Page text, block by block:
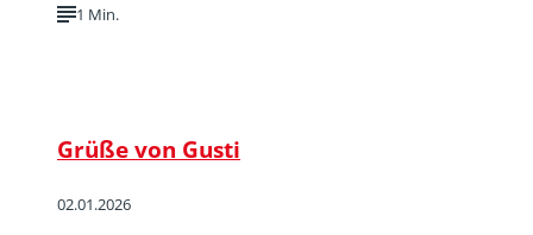
1 Min.
Grüße von Gusti
02.01.2026